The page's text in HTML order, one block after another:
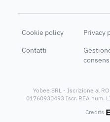
Cookie policy Privacy
Contatti
Yobee SRL - Iscrizione al
01760930493 Iscr. REA num.
Credits